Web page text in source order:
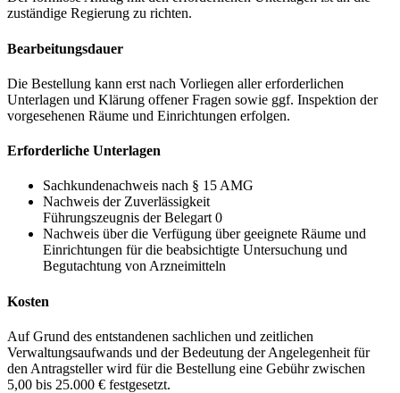
zuständige Regierung zu richten.
Bearbeitungsdauer
Die Bestellung kann erst nach Vorliegen aller erforderlichen
Unterlagen und Klärung offener Fragen sowie ggf. Inspektion der
vorgesehenen Räume und Einrichtungen erfolgen.
Erforderliche Unterlagen
Sachkundenachweis nach § 15 AMG
Nachweis der Zuverlässigkeit
Führungszeugnis der Belegart 0
Nachweis über die Verfügung über geeignete Räume und
Einrichtungen für die beabsichtigte Untersuchung und
Begutachtung von Arzneimitteln
Kosten
Auf Grund des entstandenen sachlichen und zeitlichen
Verwaltungsaufwands und der Bedeutung der Angelegenheit für
den Antragsteller wird für die Bestellung eine Gebühr zwischen
5,00 bis 25.000 € festgesetzt.